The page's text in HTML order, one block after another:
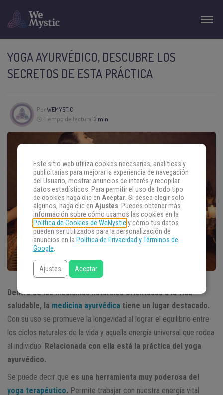
YOGA AYURVÉDICO, DESCUBRE LOS
SECRETOS DE ESTA PRÁCTICA
PorWEMYSTIC
Tiempo de lectura: 3 min
Dentro de las medicinas naturales orientadas a la vida
saludable, la medicina ayurvédica tiene un lugar destacado.
Con su uso se promueve la longevidad al lograr el equilibrio entre
los ciclos naturales de la vida y aquella energía universal que rodea
al individuo. Relacionada con ella está la práctica del yoga
ayurvédico.
Se puede decir que es una herramienta muy poderosa del
yoga terapéutico. Permite trabajar con nuestra energía vital
Este sitio web utiliza cookies necesarias, analíticas y
publicitarias para mejorar la experiencia de navegación
del Usuario, mostrar anuncios de interés y recopilar
datos estadísticos. Para permitir el uso de todo tipo
de cookies haga clic en Aceptar. Si desea elegir solo
algunos, haga clic en Ajustes. Puedes obtener más
información sobre cómo usamos las cookies en la
Política de Cookies de WeMysticy cómo tus datos
pueden ser utilizados para la personalización de
anuncios en la Política de Privacidad y Términos de
Google.
Ajustes Aceptar